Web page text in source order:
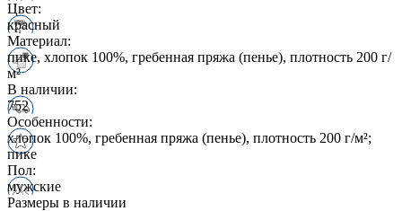
Цвет:
красный
Материал:
пике, хлопок 100%, гребенная пряжа (пенье), плотность 200 г/
м²
В наличии:
752
Особенности:
хлопок 100%, гребенная пряжа (пенье), плотность 200 г/м²;
пике
Пол:
мужские
Размеры в наличии